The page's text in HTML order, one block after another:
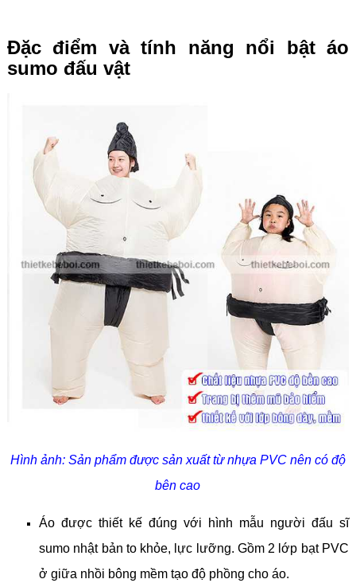
Đặc điểm và tính năng nổi bật áo
sumo đấu vật
Hình ảnh: Sản phẩm được sản xuất từ nhựa PVC nên có độ
bên cao
Áo được thiết kế đúng với hình mẫu người đấu sĩ
sumo nhật bản to khỏe, lực lưỡng. Gồm 2 lớp bạt PVC
ở giữa nhồi bông mềm tạo độ phồng cho áo.